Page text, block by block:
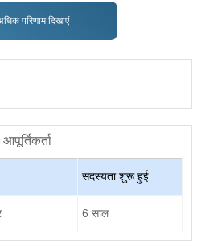
परिणाम दिखाएं
आपूर्तिकर्ता
सदस्यता शुरू हुई
6 साल